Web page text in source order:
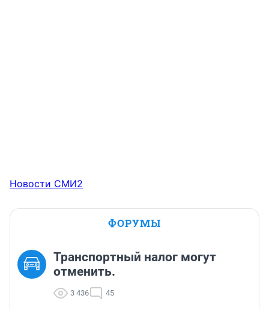
Новости СМИ2
ФОРУМЫ
Транспортный налог могут
отменить.
3 436 45